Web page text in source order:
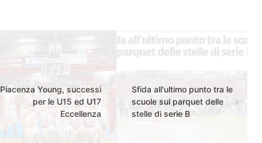
Piacenza Young, successi
per le U15 ed U17
Eccellenza
Sfida all'ultimo punto tra le
scuole sul parquet delle
stelle di serie B